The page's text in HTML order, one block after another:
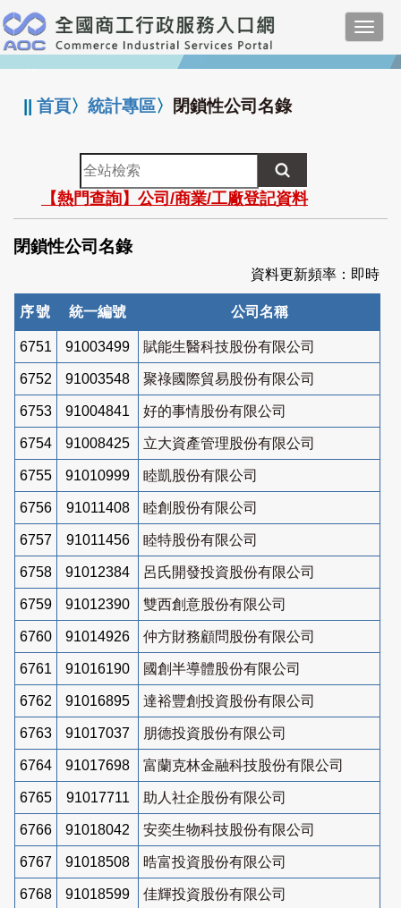
跳
到
主
要
:::
||首頁〉統計專區〉 閉鎖性公司名錄
全
站
檢
索
【熱門查詢】公司/商業/工廠登記資料
閉鎖性公司名錄
資料更新頻率：即時
序號 統一編號 公司名稱
6751 91003499 賦能生醫科技股份有限公司
6752 91003548 聚祿國際貿易股份有限公司
6753 91004841 好的事情股份有限公司
6754 91008425 立大資產管理股份有限公司
6755 91010999 睦凱股份有限公司
6756 91011408 睦創股份有限公司
6757 91011456 睦特股份有限公司
6758 91012384 呂氏開發投資股份有限公司
6759 91012390 雙西創意股份有限公司
6760 91014926 仲方財務顧問股份有限公司
6761 91016190 國創半導體股份有限公司
6762 91016895 達裕豐創投資股份有限公司
6763 91017037 朋德投資股份有限公司
6764 91017698 富蘭克林金融科技股份有限公司
6765 91017711 助人社企股份有限公司
6766 91018042 安奕生物科技股份有限公司
6767 91018508 晧富投資股份有限公司
6768 91018599 佳輝投資股份有限公司